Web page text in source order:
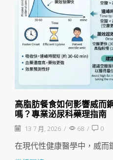
高脂肪餐食如何影響威而
嗎？專業泌尿科藥理指南
13 7 月, 2026 / 68 / 0
在現代性健康醫學中，威而